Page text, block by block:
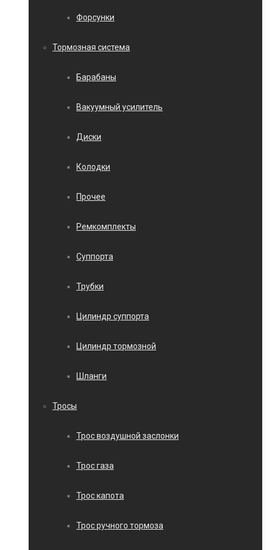
Форсунки
Тормозная система
Барабаны
Вакуумный усилитель
Диски
Колодки
Прочее
Ремкомплекты
Суппорта
Трубки
Цилиндр суппорта
Цилиндр тормозной
Шланги
Тросы
Трос воздушной заслонки
Трос газа
Трос капота
Трос ручного тормоза